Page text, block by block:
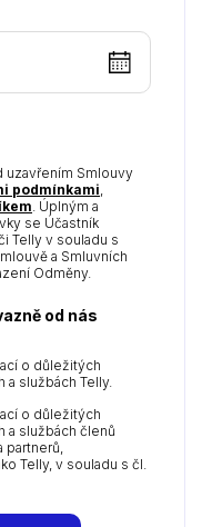
uzavřením Smlouvy
podmínkami,
. Úplným a
se Účastník
Telly v souladu s
a Smluvních
Odměny.
od nás
o důležitých
a službách Telly.
o důležitých
a službách členů
partnerů,
Telly, v souladu s čl.